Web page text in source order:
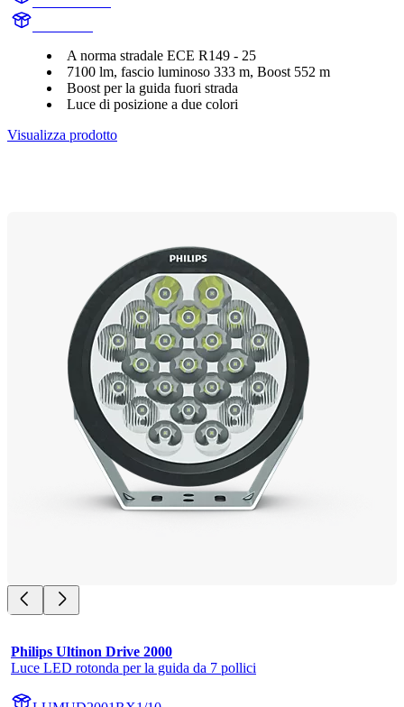
A norma stradale ECE R149 - 25
7100 lm, fascio luminoso 333 m, Boost 552 m
Boost per la guida fuori strada
Luce di posizione a due colori
Visualizza prodotto
Philips Ultinon Drive 2000
Luce LED rotonda per la guida da 7 pollici